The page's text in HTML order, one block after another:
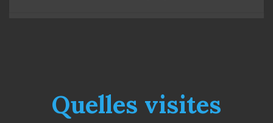
Quelles visites